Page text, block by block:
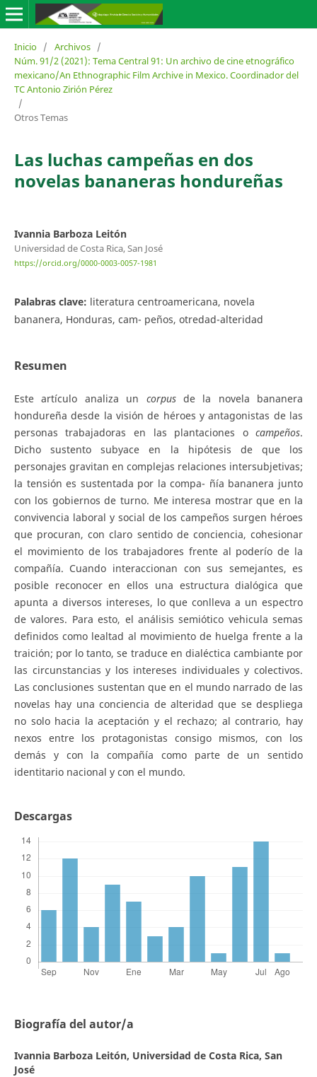
Inicio / Archivos /
Núm. 91/2 (2021): Tema Central 91: Un archivo de cine etnográfico
mexicano/An Ethnographic Film Archive in Mexico. Coordinador del
TC Antonio Zirión Pérez
/
Otros Temas
Las luchas campeñas en dos
novelas bananeras hondureñas
Ivannia Barboza Leitón
Universidad de Costa Rica, San José
https://orcid.org/0000-0003-0057-1981
Palabras clave: literatura centroamericana, novela
bananera, Honduras, cam- peños, otredad-alteridad
Resumen
Este artículo analiza un corpus de la novela bananera
hondureña desde la visión de héroes y antagonistas de las
personas trabajadoras en las plantaciones ocampeños.
Dicho sustento subyace en la hipótesis de que los
personajes gravitan en complejas relaciones intersubjetivas;
la tensión es sustentada por la compa- ñía bananera junto
con los gobiernos de turno. Me interesa mostrar que en la
convivencia laboral y social de los campeños surgen héroes
que procuran, con claro sentido de conciencia, cohesionar
el movimiento de los trabajadores frente al poderío de la
compañía. Cuando interaccionan con sus semejantes, es
posible reconocer en ellos una estructura dialógica que
apunta a diversos intereses, lo que conlleva a un espectro
de valores. Para esto, el análisis semiótico vehicula semas
definidos como lealtad al movimiento de huelga frente a la
traición; por lo tanto, se traduce en dialéctica cambiante por
las circunstancias y los intereses individuales y colectivos.
Las conclusiones sustentan que en el mundo narrado de las
novelas hay una conciencia de alteridad que se despliega
no solo hacia la aceptación y el rechazo; al contrario, hay
nexos entre los protagonistas consigo mismos, con los
demás y con la compañía como parte de un sentido
identitario nacional y con el mundo.
Descargas
Biografía del autor/a
Ivannia Barboza Leitón, Universidad de Costa Rica, San
José